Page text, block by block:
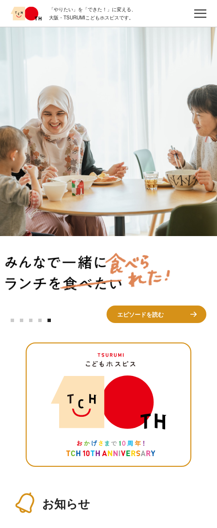
content
「やりたい」を「できた！」に変える、
大阪・TSURUMIこどもホスピスです。
エピソードを読む
お知らせ